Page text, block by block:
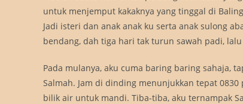
untuk menjemput kakaknya yang tinggal di
Jadi isteri dan anak anak ku serta anak sulong
bendang, dah tiga hari tak turun sawah padi,
Pada mulanya, aku cuma baring baring sahaja,
Salmah. Jam di dinding menunjukkan tepat
bilik air untuk mandi. Tiba-tiba, aku ternampak